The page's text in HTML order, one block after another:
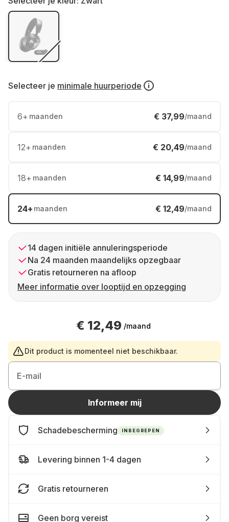
Selecteer je minimale huurperiode
6+ maanden € 37,99/maand
12+ maanden € 20,49/maand
18+ maanden € 14,99/maand
24+ maanden € 12,49/maand
14 dagen initiële annuleringsperiode
Na 24 maanden maandelijks opzegbaar
Gratis retourneren na afloop
Meer informatie over looptijd en opzegging
€ 12,49 /maand
Dit product is momenteel niet beschikbaar.
E-mail
Informeer mij
Schadebescherming INBEGREPEN
Levering binnen 1-4 dagen
Gratis retourneren
Geen borg vereist